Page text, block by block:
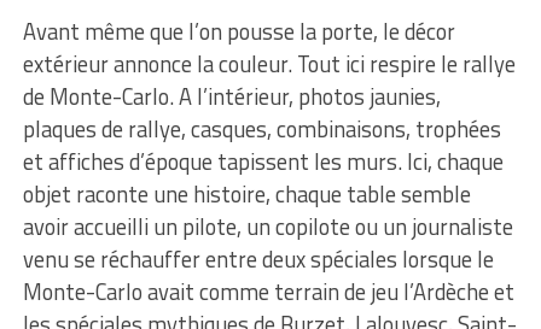
Avant même que l’on pousse la porte, le décor
extérieur annonce la couleur. Tout ici respire le rallye
de Monte-Carlo. A l’intérieur, photos jaunies,
plaques de rallye, casques, combinaisons, trophées
et affiches d’époque tapissent les murs. Ici, chaque
objet raconte une histoire, chaque table semble
avoir accueilli un pilote, un copilote ou un journaliste
venu se réchauffer entre deux spéciales lorsque le
Monte-Carlo avait comme terrain de jeu l’Ardèche et